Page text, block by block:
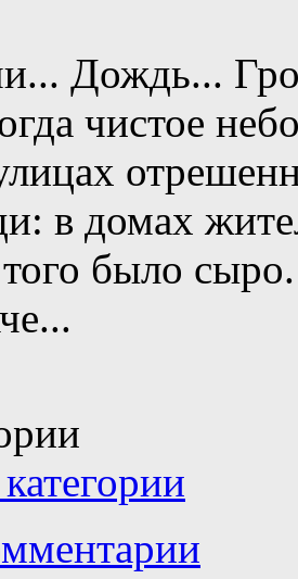
Дождь...
чистое
в домах
того было